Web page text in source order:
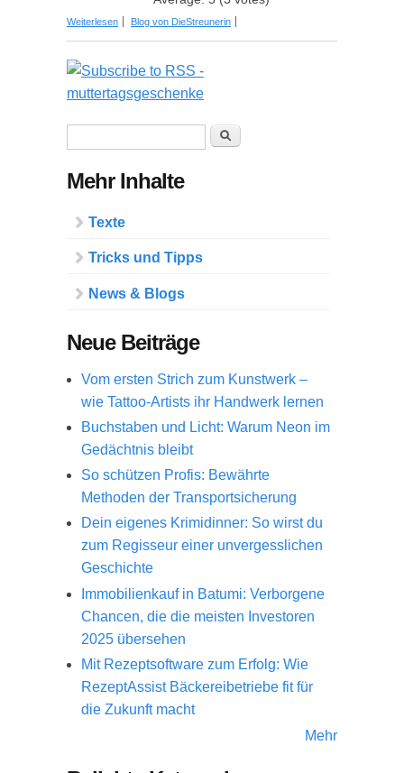
Weiterlesen über Muttertag - Liebevolle Geschenkideen zum
Blog von DieStreunerin
Suche
Mehr Inhalte
Texte
Tricks und Tipps
News & Blogs
Neue Beiträge
Vom ersten Strich zum Kunstwerk –
wie Tattoo-Artists ihr Handwerk lernen
Buchstaben und Licht: Warum Neon im
Gedächtnis bleibt
So schützen Profis: Bewährte
Methoden der Transportsicherung
Dein eigenes Krimidinner: So wirst du
zum Regisseur einer unvergesslichen
Geschichte
Immobilienkauf in Batumi: Verborgene
Chancen, die die meisten Investoren
2025 übersehen
Mit Rezeptsoftware zum Erfolg: Wie
RezeptAssist Bäckereibetriebe fit für
die Zukunft macht
Mehr